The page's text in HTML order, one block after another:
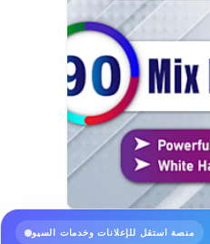
منصة استقل للإعلانات وخدمات السيو